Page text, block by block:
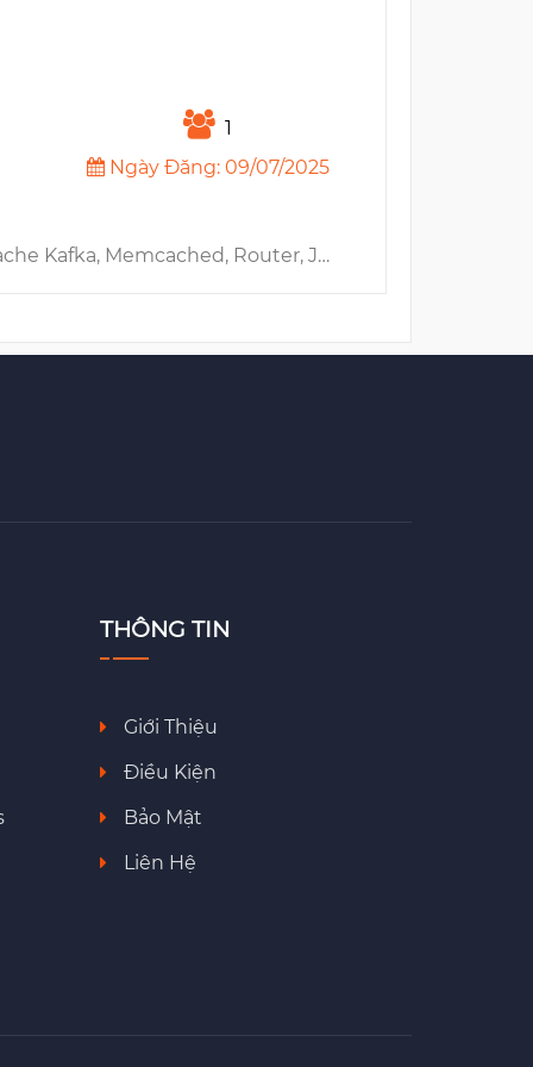
1
Ngày Đăng: 09/07/2025
EKS, Amazon MSK, Amazon SES, Helm, CI/CD, Gitlab, API Gateway, LLM, Chatbot, GCP, Terraform, Terragrunt
THÔNG TIN
Giới Thiệu
Điều Kiện
Bảo Mật
Liên Hệ